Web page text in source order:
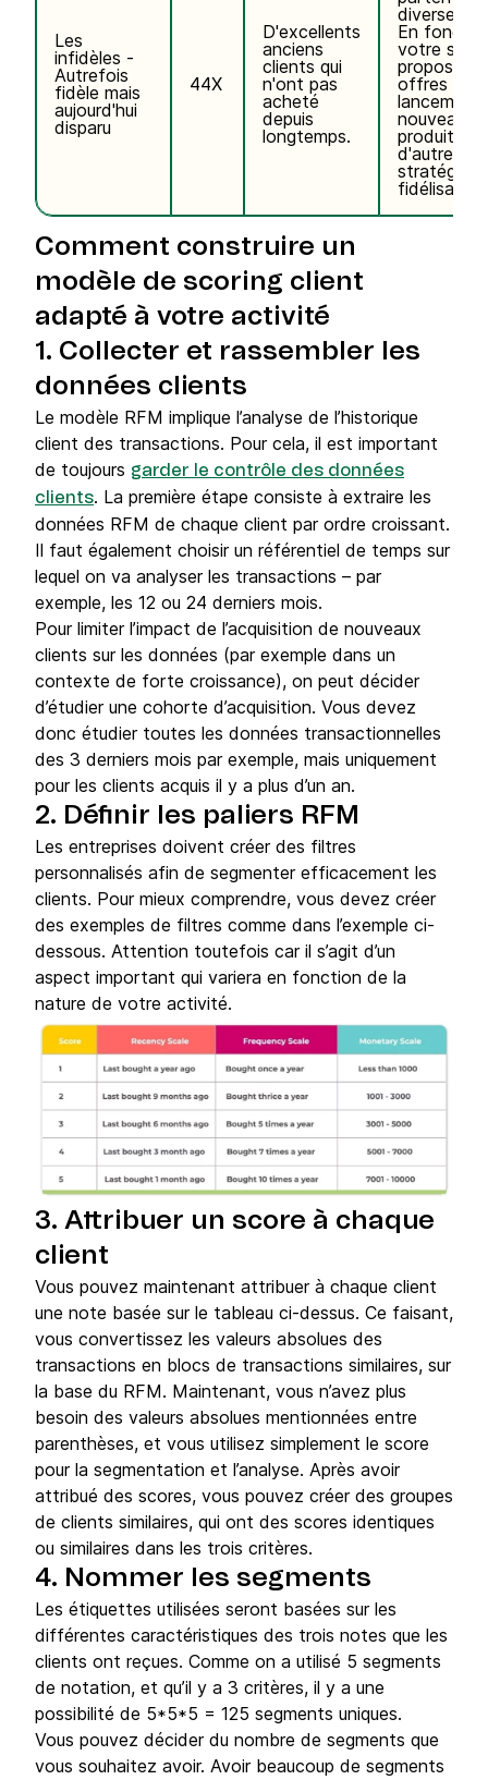
Les
infidèles -
Autrefois
fidèle mais
aujourd'hui
disparu
44X
D'excellents
anciens
clients qui
n'ont pas
acheté
depuis
longtemps.
diverses
En
votre
proposez
offres de
lancement
nouveaux
produits ou
d'autres
stratégies
Comment construire un
modèle de scoring client
adapté à votre activité
1. Collecter et rassembler les
données clients
Le modèle RFM implique l’analyse de l’historique
client des transactions. Pour cela, il est important
de toujours garder le contrôle des données
clients. La première étape consiste à extraire les
données RFM de chaque client par ordre croissant.
Il faut également choisir un référentiel de temps sur
lequel on va analyser les transactions – par
exemple, les 12 ou 24 derniers mois.
Pour limiter l’impact de l’acquisition de nouveaux
clients sur les données (par exemple dans un
contexte de forte croissance), on peut décider
d’étudier une cohorte d’acquisition. Vous devez
donc étudier toutes les données transactionnelles
des 3 derniers mois par exemple, mais uniquement
pour les clients acquis il y a plus d’un an.
2. Définir les paliers RFM
Les entreprises doivent créer des filtres
personnalisés afin de segmenter efficacement les
clients. Pour mieux comprendre, vous devez créer
des exemples de filtres comme dans l’exemple ci-
dessous. Attention toutefois car il s’agit d’un
aspect important qui variera en fonction de la
nature de votre activité.
3. Attribuer un score à chaque
client
Vous pouvez maintenant attribuer à chaque client
une note basée sur le tableau ci-dessus. Ce faisant,
vous convertissez les valeurs absolues des
transactions en blocs de transactions similaires, sur
la base du RFM. Maintenant, vous n’avez plus
besoin des valeurs absolues mentionnées entre
parenthèses, et vous utilisez simplement le score
pour la segmentation et l’analyse. Après avoir
attribué des scores, vous pouvez créer des groupes
de clients similaires, qui ont des scores identiques
ou similaires dans les trois critères.
4. Nommer les segments
Les étiquettes utilisées seront basées sur les
différentes caractéristiques des trois notes que les
clients ont reçues. Comme on a utilisé 5 segments
de notation, et qu’il y a 3 critères, il y a une
possibilité de 5*5*5 = 125 segments uniques.
Vous pouvez décider du nombre de segments que
vous souhaitez avoir. Avoir beaucoup de segments